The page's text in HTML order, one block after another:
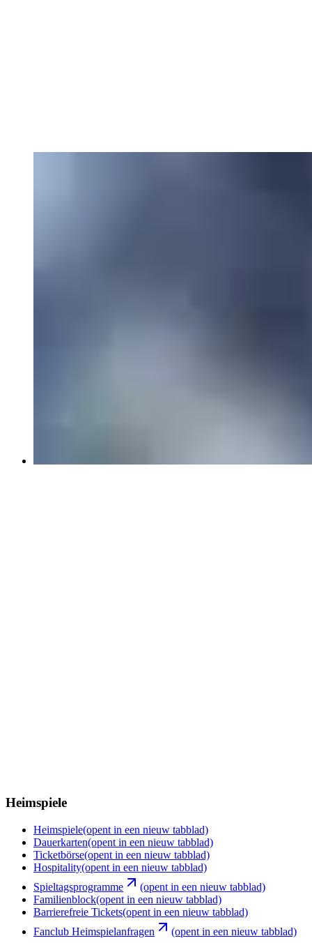
Heimspiele
Heimspiele(opent in een nieuw tabblad)
Dauerkarten(opent in een nieuw tabblad)
Ticketbörse(opent in een nieuw tabblad)
Hospitality(opent in een nieuw tabblad)
Spieltagsprogramme
(opent in een nieuw tabblad)
Familienblock(opent in een nieuw tabblad)
Barrierefreie Tickets(opent in een nieuw tabblad)
Fanclub Heimspielanfragen
(opent in een nieuw tabblad)